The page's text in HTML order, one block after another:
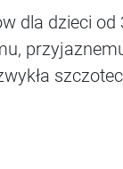
dla dzieci